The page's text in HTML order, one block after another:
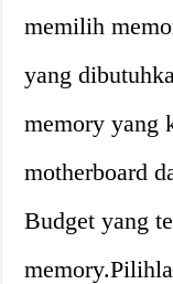
memilih
yang
memory yang
motherboard
Budget yang